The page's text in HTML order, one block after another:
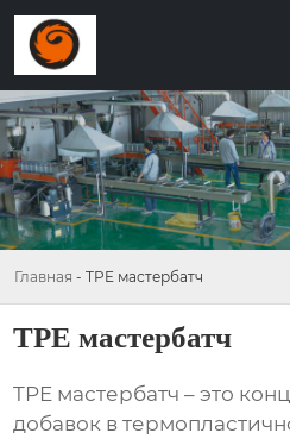
Главная - TPE мастербатч
TPE мастербатч
TPE мастербатч – это
добавок в